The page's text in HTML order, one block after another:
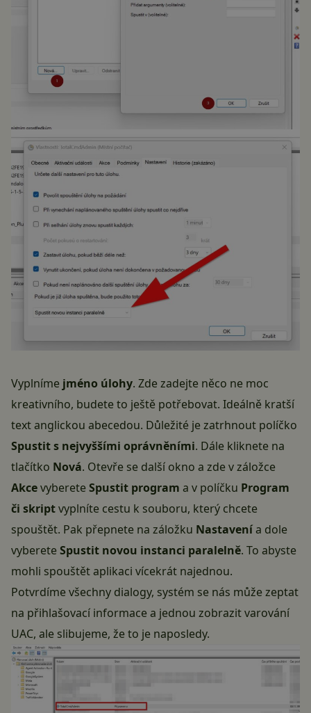
Vyplníme jméno úlohy. Zde zadejte něco ne moc
kreativního, budete to ještě potřebovat. Ideálně kratší
text anglickou abecedou. Důležité je zatrhnout políčko
Spustit s nejvyššími oprávněními. Dále kliknete na
tlačítko Nová. Otevře se další okno a zde v záložce
AkcevybereteSpustit program a v políčku Program
či skriptvyplníte cestu k souboru, který chcete
spouštět. Pak přepnete na záložku Nastavenía dole
vybereteSpustit novou instanci paralelně. To abyste
mohli spouštět aplikaci vícekrát najednou.
Potvrdíme všechny dialogy, systém se nás může zeptat
na přihlašovací informace a jednou zobrazit varování
UAC, ale slibujeme, že to je naposledy.